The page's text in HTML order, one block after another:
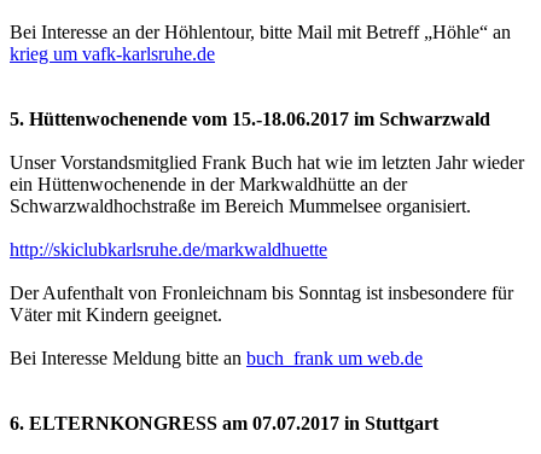
Bei Interesse an der Höhlentour, bitte Mail mit Betreff „Höhle“ an
krieg um vafk-karlsruhe.de
5. Hüttenwochenende vom 15.-18.06.2017 im Schwarzwald
Unser Vorstandsmitglied Frank Buch hat wie im letzten Jahr wieder
ein Hüttenwochenende in der Markwaldhütte an der
Schwarzwaldhochstraße im Bereich Mummelsee organisiert.
http://skiclubkarlsruhe.de/markwaldhuette
Der Aufenthalt von Fronleichnam bis Sonntag ist insbesondere für
Väter mit Kindern geeignet.
Bei Interesse Meldung bitte an buch_frank um web.de
6. ELTERNKONGRESS am 07.07.2017 in Stuttgart